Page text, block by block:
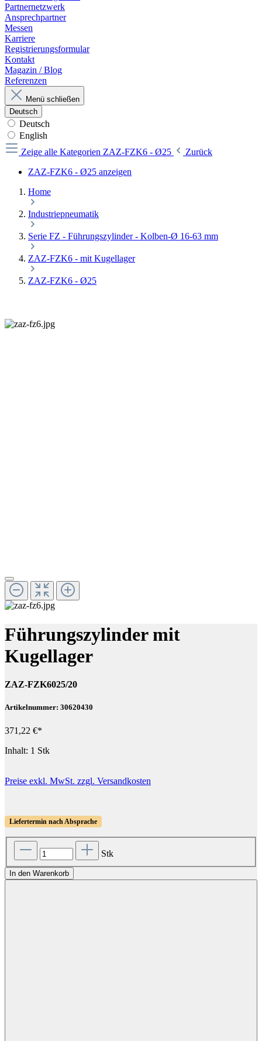
Partnernetzwerk
Ansprechpartner
Messen
Karriere
Registrierungsformular
Kontakt
Magazin / Blog
Referenzen
Menü schließen
Deutsch
Deutsch
English
Zeige alle Kategorien ZAZ-FZK6 - Ø25
Zurück
ZAZ-FZK6 - Ø25 anzeigen
Home
Industriepneumatik
Serie FZ - Führungszylinder - Kolben-Ø 16-63 mm
ZAZ-FZK6 - mit Kugellager
ZAZ-FZK6 - Ø25
Führungszylinder mit
Kugellager
ZAZ-FZK6025/20
Artikelnummer: 30620430
371,22 €*
Inhalt: 1 Stk
Preise exkl. MwSt. zzgl. Versandkosten
Liefertermin nach Absprache
Stk
In den Warenkorb